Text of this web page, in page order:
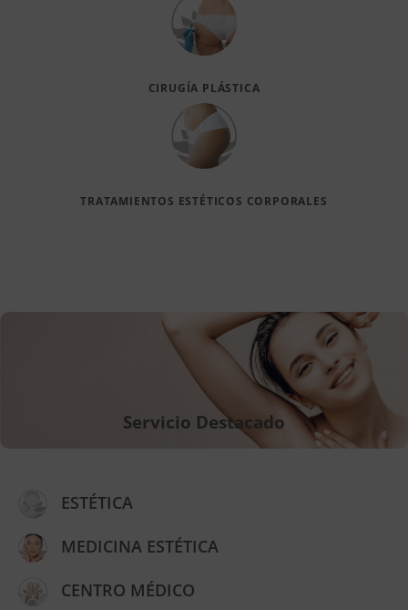
CIRUGÍA PLÁSTICA
TRATAMIENTOS ESTÉTICOS CORPORALES
Servicio Destacado
ESTÉTICA
MEDICINA ESTÉTICA
CENTRO MÉDICO